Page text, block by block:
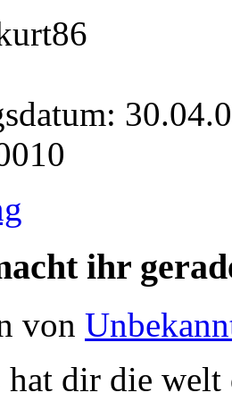
ihr
von
dir die welt